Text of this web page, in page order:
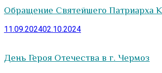
Обращение Святейшего Патриарха
11.09.202402.10.2024
День Героя Отечества в г. Чермоз